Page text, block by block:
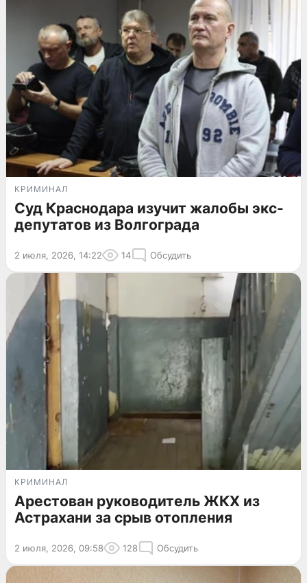
КРИМИНАЛ
Суд Краснодара изучит жалобы экс-
депутатов из Волгограда
2 июля, 2026, 14:22 14 Обсудить
КРИМИНАЛ
Арестован руководитель ЖКХ из
Астрахани за срыв отопления
2 июля, 2026, 09:58 128 Обсудить